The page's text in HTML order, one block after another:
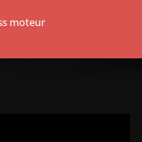
moteur